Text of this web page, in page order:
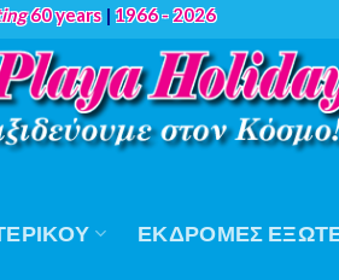
60 years | 1966 - 2026
ΕΚΔΡΟΜΈΣ